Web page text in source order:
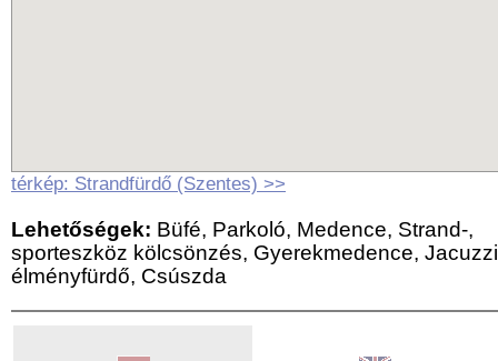
térkép: Strandfürdő (Szentes) >>
Lehetőségek: Büfé, Parkoló, Medence, Strand-,
sporteszköz kölcsönzés, Gyerekmedence,
élményfürdő, Csúszda